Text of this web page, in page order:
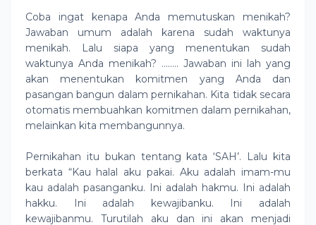
Coba ingat kenapa Anda memutuskan menikah?
Jawaban umum adalah karena sudah waktunya
menikah. Lalu siapa yang menentukan sudah
waktunya Anda menikah? …….. Jawaban ini lah yang
akan menentukan komitmen yang Anda dan
pasangan bangun dalam pernikahan. Kita tidak secara
otomatis membuahkan komitmen dalam pernikahan,
melainkan kita membangunnya.
Pernikahan itu bukan tentang kata ‘SAH’. Lalu kita
berkata “Kau halal aku pakai. Aku adalah imam-mu
kau adalah pasanganku. Ini adalah hakmu. Ini adalah
hakku. Ini adalah kewajibanku. Ini adalah
kewajibanmu. Turutilah aku dan ini akan menjadi